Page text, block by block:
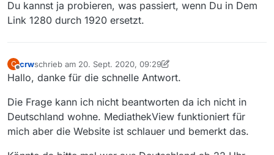
Du kannst ja probieren, was passiert, wenn Du in Dem
Link 1280 durch 1920 ersetzt.
C
Offline
crwschrieb am 20. Sept. 2020, 09:29
zuletzt editiert von crw
Hallo, danke für die schnelle Antwort.
Die Frage kann ich nicht beantworten da ich nicht in
Deutschland wohne. MediathekView funktioniert für
mich aber die Website ist schlauer und bemerkt das.